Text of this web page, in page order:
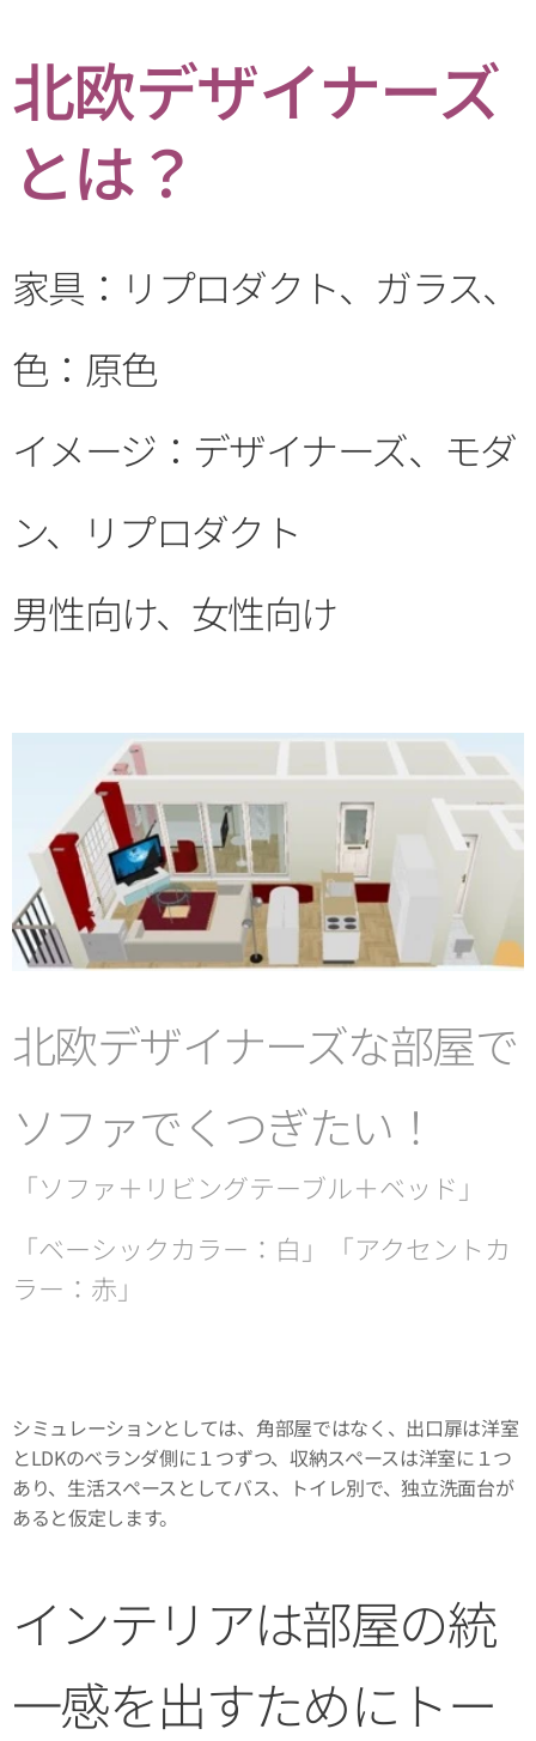
北欧デザイナーズ
とは？
家具：リプロダクト、ガラス、
色：原色
イメージ：デザイナーズ、モダ
ン、リプロダクト
男性向け、女性向け
北欧デザイナーズな部屋で
ソファでくつぎたい！
「ソファ＋リビングテーブル＋ベッド」
「ベーシックカラー：白」「アクセントカ
ラー：赤」
シミュレーションとしては、角部屋ではなく、出口扉は洋室
とLDKのベランダ側に１つずつ、収納スペースは洋室に１つ
あり、生活スペースとしてバス、トイレ別で、独立洗面台が
あると仮定します。
インテリアは部屋の統
一感を出すためにトー